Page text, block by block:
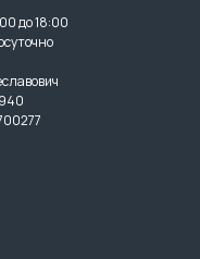
до 18:00